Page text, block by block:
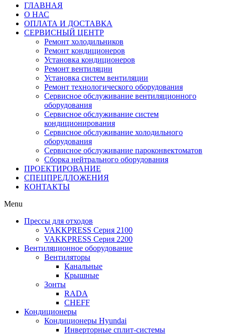
ГЛАВНАЯ
О НАС
ОПЛАТА И ДОСТАВКА
СЕРВИСНЫЙ ЦЕНТР
Ремонт холодильников
Ремонт кондиционеров
Установка кондиционеров
Ремонт вентиляции
Установка систем вентиляции
Ремонт технологического оборудования
Cервисное обслуживание вентиляционного
оборудования
Cервисное обслуживание систем
кондиционирования
Cервисное обслуживание холодильного
оборудования
Сервисное обслуживание пароконвектоматов
Сборка нейтрального оборудования
ПРОЕКТИРОВАНИЕ
СПЕЦПРЕДЛОЖЕНИЯ
КОНТАКТЫ
Menu
Прессы для отходов
VAKKPRESS Серия 2100
VAKKPRESS Серия 2200
Вентиляционное оборудование
Вентиляторы
Канальные
Крышные
Зонты
RADA
CHEFF
Кондиционеры
Кондиционеры Hyundai
Инверторные сплит-системы